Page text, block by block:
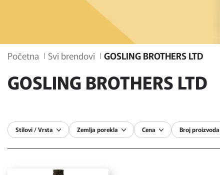
Početna Svi brendovi GOSLING BROTHERS LTD
GOSLING BROTHERS LTD
Stilovi / Vrsta Zemlja porekla Cena Broj proizvoda